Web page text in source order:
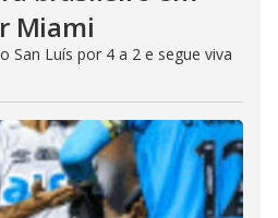
Miami
San Luís por 4 a 2 e segue viva